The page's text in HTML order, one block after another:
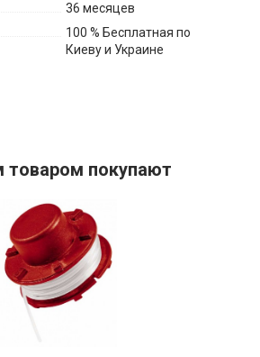
36 месяцев
100 % Бесплатная по
Киеву и Украине
товаром покупают